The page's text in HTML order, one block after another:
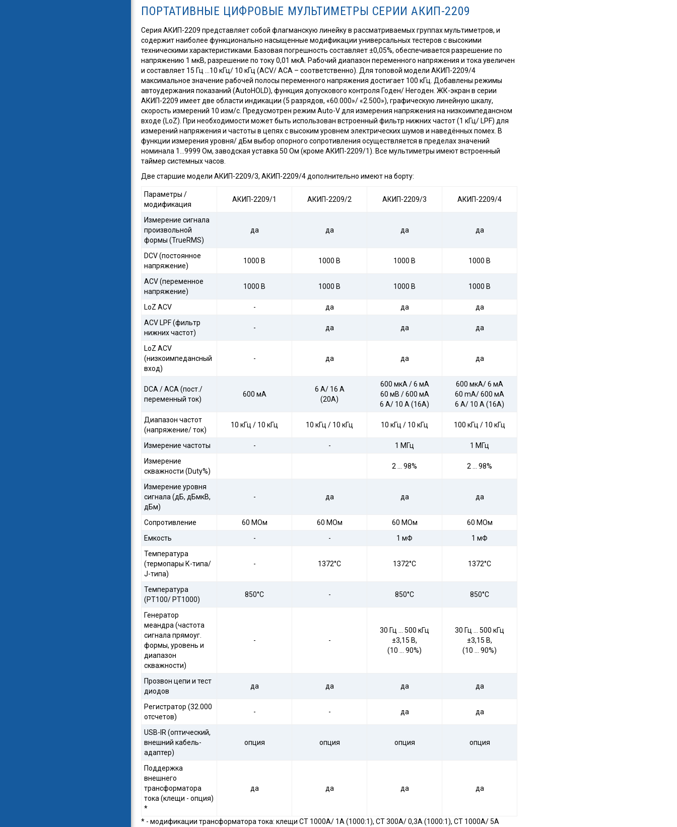
ПОРТАТИВНЫЕ ЦИФРОВЫЕ МУЛЬТИМЕТРЫ СЕРИИ АКИП-2209
Серия АКИП-2209 представляет собой флагманскую линейку в рассматриваемых группах мультиметров, и
содержит наиболее функционально насыщенные модификации универсальных тестеров с высокими
техническими характеристиками. Базовая погрешность составляет ±0,05%, обеспечивается разрешение по
напряжению 1 мкВ, разрешение по току 0,01 мкА. Рабочий диапазон переменного напряжения и тока увеличен
и составляет 15 Гц …10 кГц/ 10 кГц (ACV/ ACA – соответственно). Для топовой модели АКИП-2209/4
максимальное значение рабочей полосы переменного напряжения достигает 100 кГц. Добавлены режимы
автоудержания показаний (AutoHOLD), функция допускового контроля Годен/ Негоден. ЖК-экран в серии
АКИП-2209 имеет две области индикации (5 разрядов, «60.000»/ «2.500»), графическую линейную шкалу,
скорость измерений 10 изм/с. Предусмотрен режим Auto-V для измерения напряжения на низкоимпедансном
входе (LoZ). При необходимости может быть использован встроенный фильтр нижних частот (1 кГц/ LPF) для
измерений напряжения и частоты в цепях с высоким уровнем электрических шумов и наведённых помех. В
функции измерения уровня/ дБм выбор опорного сопротивления осуществляется в пределах значений
номинала 1…9999 Ом, заводская уставка 50 Ом (кроме АКИП-2209/1). Все мультиметры имеют встроенный
таймер системных часов.
Две старшие модели АКИП-2209/3, АКИП-2209/4 дополнительно имеют на борту:
Параметры /
модификация
АКИП-2209/1 АКИП-2209/2 АКИП-2209/3 АКИП-2209/4
Измерение сигнала
произвольной
формы (TrueRMS)
да да да да
DCV (постоянное
напряжение)
1000 В 1000 В 1000 В 1000 В
ACV (переменное
напряжение)
1000 В 1000 В 1000 В 1000 В
LoZ ACV - да да
да
ACV LPF (фильтр
нижних частот)
- да да да
LoZ ACV
(низкоимпедансный
вход)
- да да да
DCA / ACA (пост./
переменный ток)
600 мA
6 A/ 16 A
(20A)
600 мкA / 6 мA
60 мВ / 600 мA
6 A/ 10 A (16A)
600 мкA/ 6 мA
60 mA/ 600 мA
6 A/ 10 A (16A)
Диапазон частот
(напряжение/ ток)
10 кГц / 10 кГц 10 кГц / 10 кГц 10 кГц / 10 кГц 100 кГц / 10 кГц
Измерение частоты - - 1 МГц
1 МГц
Измерение
скважности (Duty%)
2 … 98% 2 … 98%
Измерение уровня
сигнала (дБ, дБмкВ,
дБм)
- да да да
Сопротивление 60 МОм 60 МОм 60 МОм
60 МОм
Емкость
- - 1 мФ
1 мФ
Температура
(термопары К-типа/
J-типа)
- 1372°С 1372°С 1372°С
Температура
(PT100/ PT1000)
850°С - 850°С 850°С
Генератор
меандра (частота
сигнала прямоуг.
формы, уровень и
диапазон
скважности)
- -
30 Гц … 500 кГц
±3,15 В,
(10 … 90%)
30 Гц … 500 кГц
±3,15 В,
(10 … 90%)
Прозвон цепи и тест
диодов
да да да да
Регистратор (32.000
отсчетов)
- - да да
USB-IR (оптический,
внешний кабель-
адаптер)
опция опция опция опция
Поддержка
внешнего
трансформатора
тока (клещи - опция)
*
да да да да
* - модификации трансформатора тока: клещи CT 1000А/ 1А (1000:1), CT 300А/ 0,3А (1000:1), CT 1000А/ 5А